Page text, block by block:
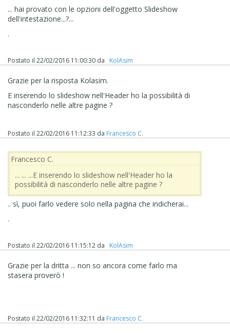
... hai provato con le opzioni dell'oggetto Slideshow
dell'intestazione...?...
.
Postato il 22/02/2016 11:00:30 da ‪ KolAsim ‪ ‪
Grazie per la risposta Kolasim.
E inserendo lo slideshow nell'Header ho la possibilità di
nasconderlo nelle altre pagine ?
Postato il 22/02/2016 11:12:33 da Francesco C.
Francesco C.
... ... ...E inserendo lo slideshow nell'Header ho la
possibilità di nasconderlo nelle altre pagine ?
.. sì, puoi farlo vedere solo nella pagina che indicherai...
.
Postato il 22/02/2016 11:15:12 da ‪ KolAsim ‪ ‪
Grazie per la dritta ... non so ancora come farlo ma
stasera proverò !
Postato il 22/02/2016 11:32:11 da Francesco C.